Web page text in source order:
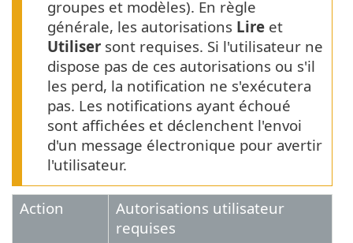
groupes et modèles). En règle
générale, les autorisations Lire et
Utiliser sont requises. Si l'utilisateur ne
dispose pas de ces autorisations ou s'il
les perd, la notification ne s'exécutera
pas. Les notifications ayant échoué
sont affichées et déclenchent l'envoi
d'un message électronique pour avertir
l'utilisateur.
Action
Autorisations utilisateur
requises